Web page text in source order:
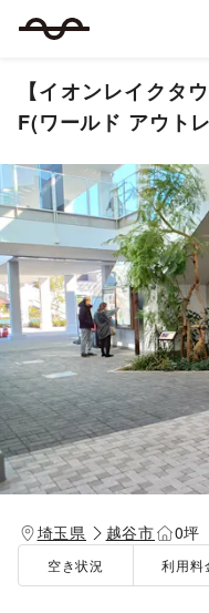
【イオンレイクタ
F(ワールド アウト
埼玉県 越谷市 0坪
空き状況 利用料